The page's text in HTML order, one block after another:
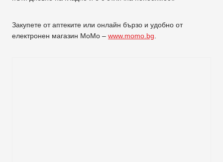
Закупете от аптеките или онлайн бързо и удобно от
електронен магазин МоМо – www.momo.bg